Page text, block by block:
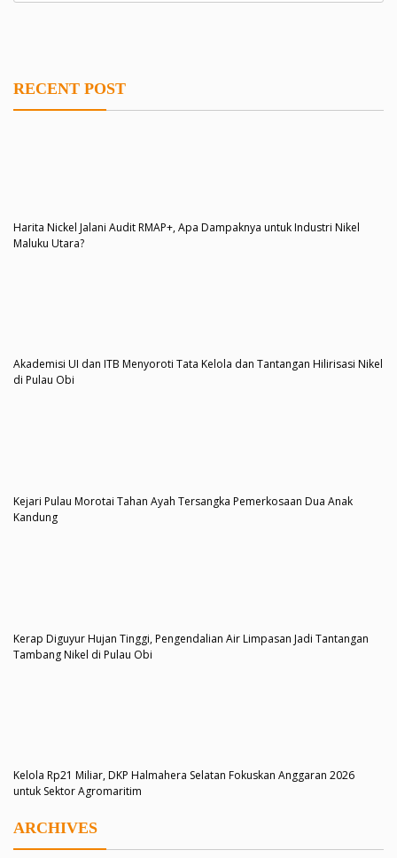
RECENT POST
Harita Nickel Jalani Audit RMAP+, Apa Dampaknya untuk Industri Nikel
Maluku Utara?
Akademisi UI dan ITB Menyoroti Tata Kelola dan Tantangan Hilirisasi Nikel
di Pulau Obi
Kejari Pulau Morotai Tahan Ayah Tersangka Pemerkosaan Dua Anak
Kandung
Kerap Diguyur Hujan Tinggi, Pengendalian Air Limpasan Jadi Tantangan
Tambang Nikel di Pulau Obi
Kelola Rp21 Miliar, DKP Halmahera Selatan Fokuskan Anggaran 2026
untuk Sektor Agromaritim
ARCHIVES